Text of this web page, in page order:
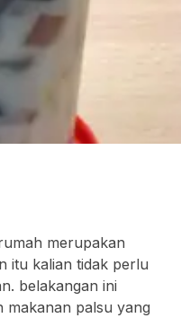
merupakan
itu kalian tidak perlu
belakangan ini
makanan palsu yang